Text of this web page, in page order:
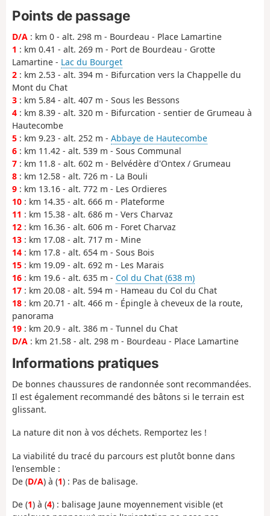
Points de passage
D/A : km 0 - alt. 298 m - Bourdeau - Place Lamartine
1 : km 0.41 - alt. 269 m - Port de Bourdeau - Grotte
Lamartine - Lac du Bourget
2 : km 2.53 - alt. 394 m - Bifurcation vers la Chappelle du
Mont du Chat
3 : km 5.84 - alt. 407 m - Sous les Bessons
4 : km 8.39 - alt. 320 m - Bifurcation - sentier de Grumeau à
Hautecombe
5 : km 9.23 - alt. 252 m - Abbaye de Hautecombe
6 : km 11.42 - alt. 539 m - Sous Communal
7 : km 11.8 - alt. 602 m - Belvédère d'Ontex / Grumeau
8 : km 12.58 - alt. 726 m - La Bouli
9 : km 13.16 - alt. 772 m - Les Ordieres
10 : km 14.35 - alt. 666 m - Plateforme
11 : km 15.38 - alt. 686 m - Vers Charvaz
12 : km 16.36 - alt. 606 m - Foret Charvaz
13 : km 17.08 - alt. 717 m - Mine
14 : km 17.8 - alt. 654 m - Sous Bois
15 : km 19.09 - alt. 692 m - Les Marais
16 : km 19.6 - alt. 635 m - Col du Chat (638 m)
17 : km 20.08 - alt. 594 m - Hameau du Col du Chat
18 : km 20.71 - alt. 466 m - Épingle à cheveux de la route,
panorama
19 : km 20.9 - alt. 386 m - Tunnel du Chat
D/A : km 21.58 - alt. 298 m - Bourdeau - Place Lamartine
Informations pratiques
De bonnes chaussures de randonnée sont recommandées.
Il est également recommandé des bâtons si le terrain est
glissant.
La nature dit non à vos déchets. Remportez les !
La viabilité du tracé du parcours est plutôt bonne dans
l'ensemble :
De (D/A) à (1) : Pas de balisage.
De (1) à (4) : balisage Jaune moyennement visible (et